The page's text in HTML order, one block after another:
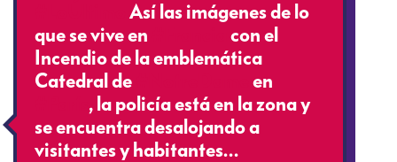
Así las imágenes de lo
que se vive en
con el
Incendio de la emblemática
Catedral de
en
, la policía está en la zona y
se encuentra desalojando a
visitantes y habitantes…